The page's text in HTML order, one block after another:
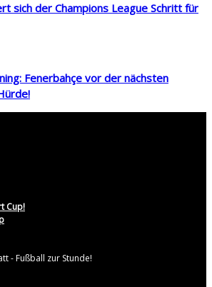
sich der Champions League Schritt für
Fenerbahçe vor der nächsten
Cup!
- Fußball zur Stunde!